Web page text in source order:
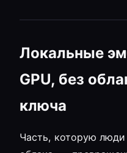
Локальные
GPU, без
ключа
Часть, которую